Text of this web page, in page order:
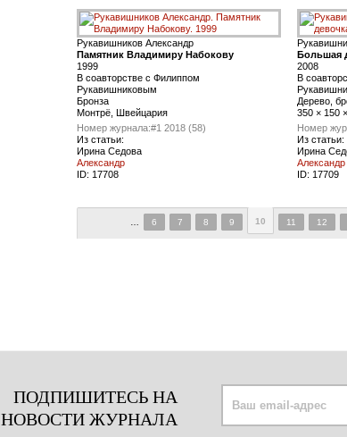
Рукавишников Александр
Памятник Владимиру Набокову
1999
В соавторстве с Филиппом
Рукавишниковым
Бронза
Монтрё, Швейцария
Номер журнала:#1 2018 (58)
Из статьи:
Ирина Седова
Александр
ID: 17708
Большая
2008
В
Дерево,
350 × 150
Номер
Из статьи:
Ирина
Александр
ID: 17709
6 7 8 9 10 11 12
ПОДПИШИТЕСЬ НА
НОВОСТИ ЖУРНАЛА